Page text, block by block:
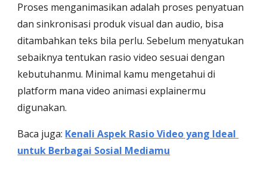
Proses menganimasikan adalah proses penyatuan
dan sinkronisasi produk visual dan audio, bisa
ditambahkan teks bila perlu. Sebelum menyatukan
sebaiknya tentukan rasio video sesuai dengan
kebutuhanmu. Minimal kamu mengetahui di
platform mana video animasi explainermu
digunakan.
Baca juga: Kenali Aspek Rasio Video yang Ideal
untuk Berbagai Sosial Mediamu